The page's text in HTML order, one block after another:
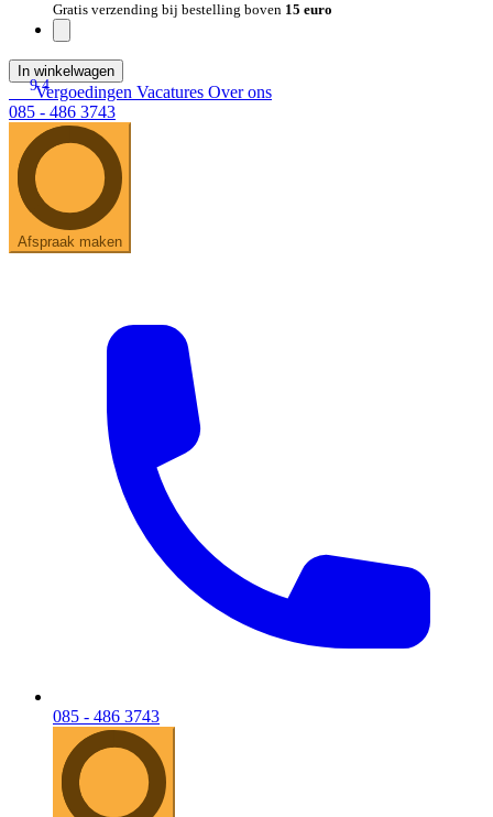
Gratis verzending bij bestelling boven 15 euro
In winkelwagen
9.4
Vergoedingen Vacatures Over ons
085 - 486 3743
Afspraak maken
085 - 486 3743